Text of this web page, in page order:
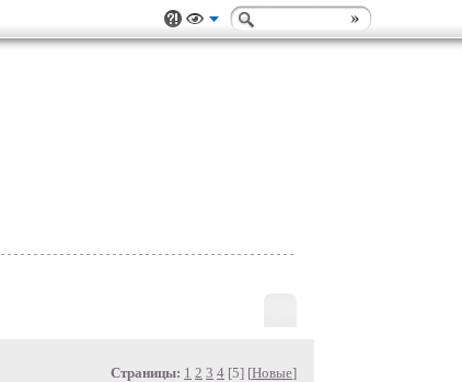
Страницы: 1 2 3 4 [5] [Новые]